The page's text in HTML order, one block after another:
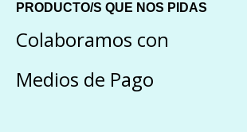
PRODUCTO/S QUE NOS PIDAS
Colaboramos con
Medios de Pago